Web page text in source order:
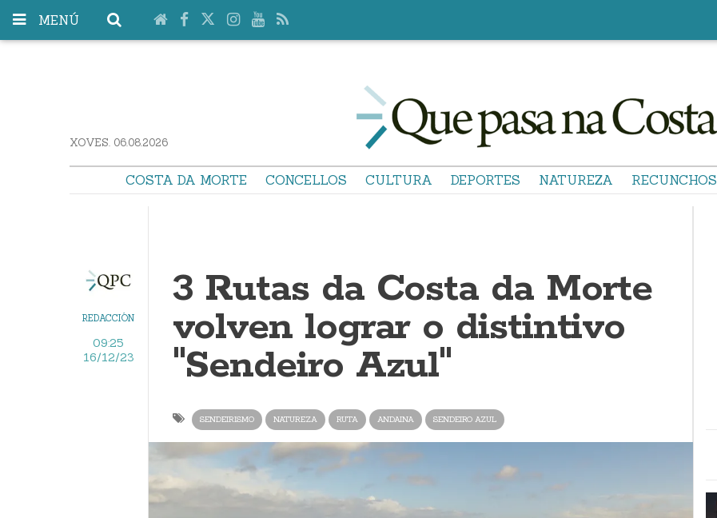
MENÚ
XOVES. 06.08.2026
COSTA DA MORTE CONCELLOS CULTURA DEPORTES NATUREZA RECUNCHOS
REDACCIÓN
09:25
16/12/23
3 Rutas da Costa da Morte
volven lograr o distintivo
"Sendeiro Azul"
SENDEIRISMO NATUREZA RUTA ANDAINA SENDEIRO AZUL